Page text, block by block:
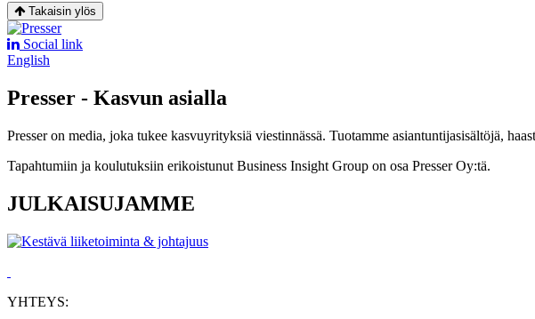
Takaisin ylös
Social link
English
Presser - Kasvun asialla
Presser on media, joka tukee kasvuyrityksiä viestinnässä. Tuotamme asiantuntijasisältöjä,
Tapahtumiin ja koulutuksiin erikoistunut Business Insight Group on osa Presser Oy:tä.
JULKAISUJAMME
YHTEYS: